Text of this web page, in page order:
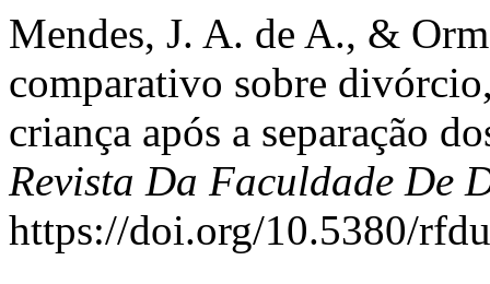
Mendes, J. A. de A., &
comparativo sobre
criança após a separação
Revista Da Faculdade De
https://doi.org/10.5380/